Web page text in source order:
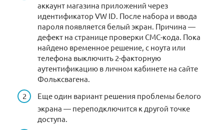
аккаунт магазина приложений через
идентификатор VW ID. После набора и ввода
пароля появляется белый экран. Причина —
дефект на странице проверки СМС-кода. Пока
найдено временное решение, с ноута или
телефона выключить 2-факторную
аутентификацию в личном кабинете на сайте
Фольксвагена.
Еще один вариант решения проблемы белого
экрана — переподключится к другой точке
доступа.